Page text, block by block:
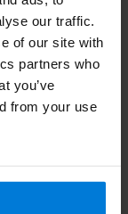
our traffic.
of our site with
partners who
you’ve
from your use